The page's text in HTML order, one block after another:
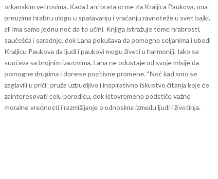
orkanskim vetrovima. Kada Lani brata otme zla Kraljica Paukova, ona
preuzima hrabru ulogu u spašavanju i vraćanju ravnoteže u svet bajki,
ali ima samo jednu noć da to učini. Knjiga istražuje teme hrabrosti,
saučešća i saradnje, dok Lana pokušava da pomogne seljanima i ubedi
Kraljicu Paukova da ljudi i paukovi mogu živeti u harmoniji. Iako se
suočava sa brojnim izazovima, Lana ne odustaje od svoje misije da
pomogne drugima i donese pozitivne promene. “Noć kad smo se
zaglavili u priči” pruža uzbudljivo i inspirativno iskustvo čitanja koje će
zainteresovati celu porodicu, dok istovremeno podstiče važne
moralne vrednosti i razmišljanje o odnosima između ljudi i životinja.